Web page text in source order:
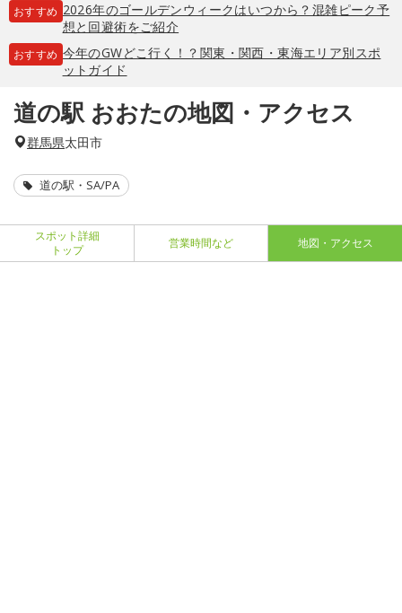
おすすめ 2026年のゴールデンウィークはいつから？混雑ピーク予
想と回避術をご紹介
おすすめ 今年のGWどこ行く！？関東・関西・東海エリア別スポ
ットガイド
道の駅 おおたの地図・アクセス
群馬県太田市
道の駅・SA/PA
スポット詳細
トップ
営業時間など 地図・アクセス